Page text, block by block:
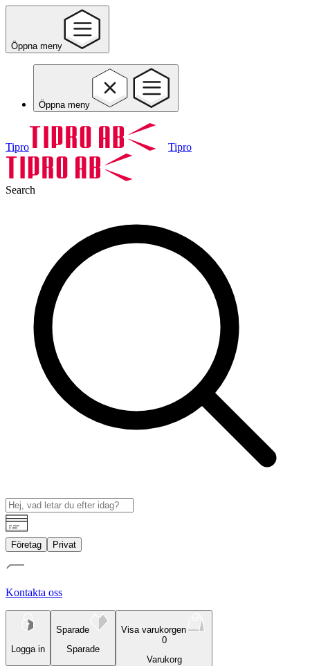
Öppna meny
Öppna meny
Tipro Tipro
Search
Företag Privat
Kontakta oss
Logga in
Sparade
Sparade
Visa varukorgen
0
Varukorg